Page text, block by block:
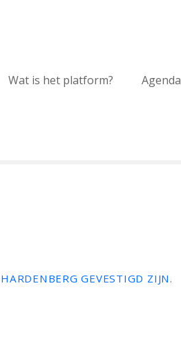
Wat is het platform? Agenda
GEVESTIGD ZIJN.